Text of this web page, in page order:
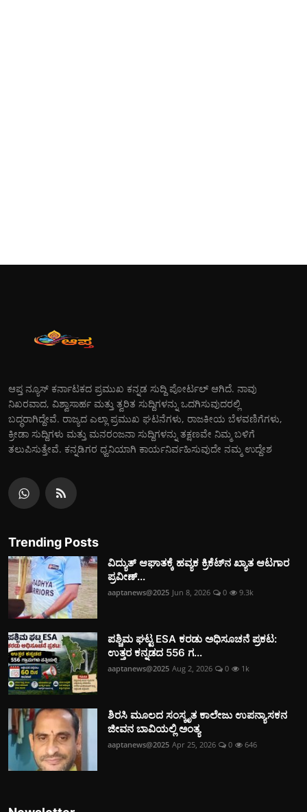
ಆಪ್ತ ನ್ಯೂಸ್ ಕರ್ನಾಟಕದ ಪ್ರಮುಖ ಕನ್ನಡ ಸುದ್ದಿ ಪೋರ್ಟಲ್ ಆಗಿದೆ. ನಾವು
ನಿಖರವಾದ, ವಿಶ್ವಾಸಾರ್ಹ ಮತ್ತು ತ್ವರಿತ ಸುದ್ದಿಗಳನ್ನು ಒದಗಿಸುವುದರಲ್ಲಿ
ಬದ್ಧರಾಗಿದ್ದೇವೆ. ರಾಜ್ಯದ ಎಲ್ಲಾ ಪ್ರಮುಖ ಘಟನೆಗಳು, ರಾಜಕೀಯ ಬೆಳವಣಿಗೆಗಳು,
ಕ್ರೀಡಾ ಸುದ್ದಿಗಳು ಮತ್ತು ಮನರಂಜನಾ ಸುದ್ದಿಗಳನ್ನು ತಕ್ಷಣವೇ ನಿಮ್ಮ ಬಳಿಗೆ
ತಲುಪಿಸುತ್ತೇವೆ. ಕನ್ನಡಿಗರ ಧ್ವನಿಯಾಗಿ ಕಾರ್ಯನಿರ್ವಹಿಸುವುದೇ ನಮ್ಮ ಉದ್ದೇಶ
Trending Posts
ವಿದ್ಯುತ್‌ ಆಘಾತಕ್ಕೆ ಹವ್ಯಕ ಕ್ರಿಕೆಟ್‌ನ ಖ್ಯಾತ ಆಟಗಾರ
ಪ್ರವೀಣ್...
aaptanews@2025 Jun 8, 2026 0 9.3k
ಪಶ್ಚಿಮ ಘಟ್ಟ ESA ಕರಡು ಅಧಿಸೂಚನೆ ಪ್ರಕಟ:
ಉತ್ತರ ಕನ್ನಡದ 556 ಗ...
aaptanews@2025 Aug 2, 2026 0 1k
ಶಿರಸಿ ಮೂಲದ ಸಂಸ್ಕೃತ ಕಾಲೇಜು ಉಪನ್ಯಾಸಕನ
ಜೀವನ ಬಾವಿಯಲ್ಲಿ ಅಂತ್ಯ
aaptanews@2025 Apr 25, 2026 0 646